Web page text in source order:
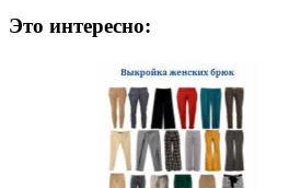
Это интересно: